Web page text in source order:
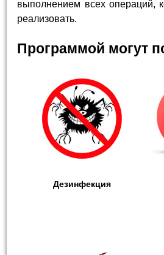
выполнением всех операций,
реализовать.
Программой могут
Дезинфекция